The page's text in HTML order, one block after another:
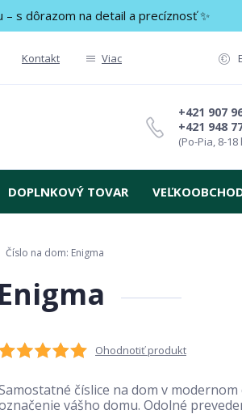
– s dôrazom na detail a precíznosť ✨
Kontakt Viac
+421 948
+421 907
(Po-Pia, 8-18
DOPLNKOVÝ TOVAR
Číslo na dom: Enigma
Ohodnotiť produkt
číslice na dom v
vášho domu. Odolné